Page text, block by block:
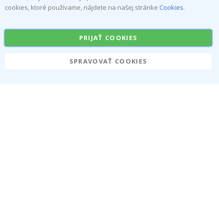
Samolepky na kachličky
Plagáty
Nálepky
Vinyl fólia
cookies, ktoré používame, nájdete na našej stránke Cookies.
PRIJAŤ COOKIES
SPRAVOVAŤ COOKIES